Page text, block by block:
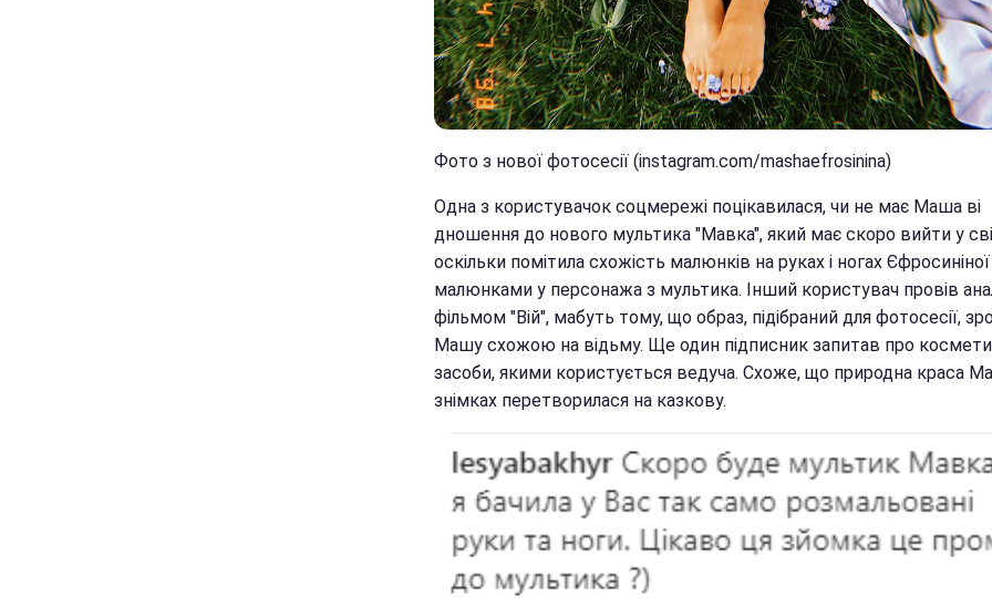
Фото з нової фотосесії (instagram.com/mashaefrosinina)
Одна з користувачок соцмережі поцікавилася, чи не має Маша ві
дношення до нового мультика "Мавка", який має скоро вийти у
оскільки помітила схожість малюнків на руках і ногах
малюнками у персонажа з мультика. Інший користувач провів
фільмом "Вій", мабуть тому, що образ, підібраний для фотосесії,
Машу схожою на відьму. Ще один підписник запитав про
засоби, якими користується ведуча. Схоже, що природна краса
знімках перетворилася на казкову.